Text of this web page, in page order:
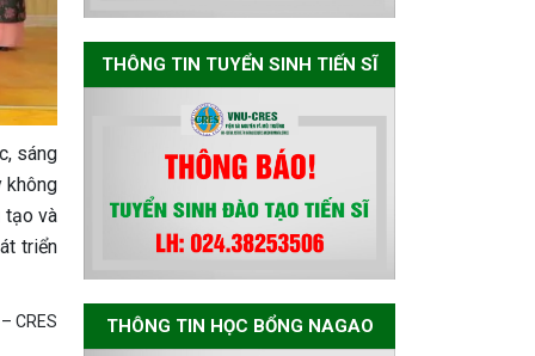
sáng
không
tạo và
triển
CRES
2027
Thông báo về việc
họp Tiểu ban
chuyên môn đánh
giá hồ sơ chuyên
môn cho các thí
sinh dự tuyển
nghiên cứu sinh
Thông báo danh
THÔNG TIN TUYỂN SINH TIẾN SĨ
THÔNG TIN HỌC BỔNG NAGAO